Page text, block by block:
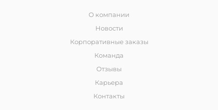
О компании
Новости
Корпоративные заказы
Команда
Отзывы
Карьера
Контакты